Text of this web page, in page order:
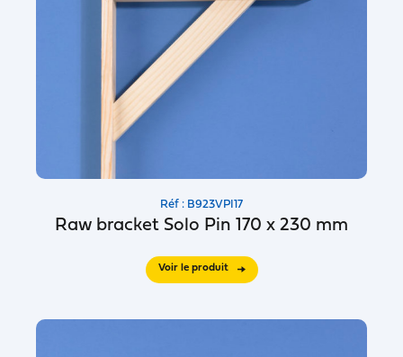
Réf : B923VPI17
Raw bracket Solo Pin 170 x 230 mm
Voir le produit